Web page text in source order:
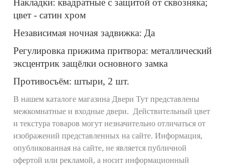
Накладки: квадратные с защитой от сквозняка;
цвет - сатин хром
Независимая ночная задвижка: Да
Регулировка прижима притвора: металлический
эксцентрик защёлки основного замка
Противосъём: штыри, 2 шт.
В нашем каталоге магазина Двери Тут представлены
межкомнатные и входные двери. Действительный цвет
и текстура товаров могут незначительно отличаться от
изображений представленных на сайте. Информация,
опубликованная на сайте, не является публичной
офертой или рекламой, а носит информационный